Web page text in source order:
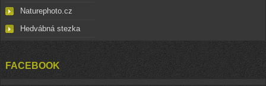
Naturephoto.cz
Hedvábná stezka
FACEBOOK